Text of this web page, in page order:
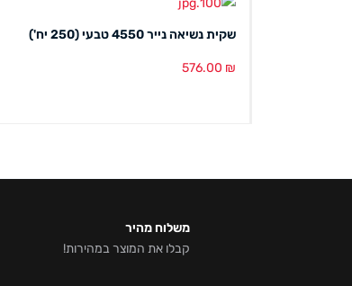
שקית נשיאה נייר 4550 טבעי (250 יח')
576.00 ₪
משלוח מהיר
קבלו את המוצר במהירות!